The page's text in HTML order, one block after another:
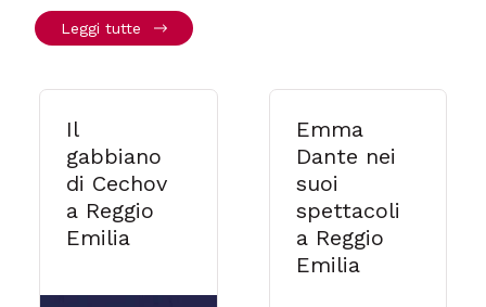
Leggi tutte
Il
gabbiano
di Cechov
a Reggio
Emilia
Emma
Dante nei
suoi
spettacoli
a Reggio
Emilia